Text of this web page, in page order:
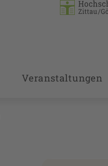
Veranstaltungen